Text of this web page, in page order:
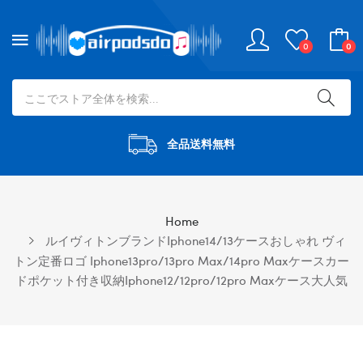
0 0
全品送料無料
Home
ルイヴィトンブランドiphone14/13ケースおしゃれ ヴィ
トン定番ロゴ Iphone13pro/13pro Max/14pro Maxケースカー
ドポケット付き収納iphone12/12pro/12pro Maxケース大人気